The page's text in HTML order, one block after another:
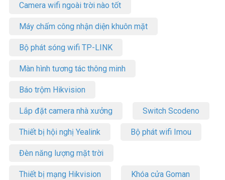
Camera wifi ngoài trời nào tốt
Máy chấm công nhận diện khuôn mặt
Bộ phát sóng wifi TP-LINK
Màn hình tương tác thông minh
Báo trộm Hikvision
Lắp đặt camera nhà xưởng Switch Scodeno
Thiết bị hội nghị Yealink Bộ phát wifi Imou
Đèn năng lượng mặt trời
Thiết bị mạng Hikvision Khóa cửa Goman